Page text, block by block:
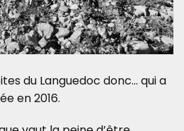
du Languedoc donc… qui a
en 2016.